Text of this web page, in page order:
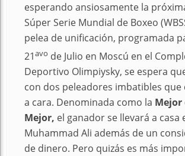
esperando ansiosamente la
Súper Serie Mundial de Boxeo
pelea de unificación, programada
21avo de Julio en Moscú en el
Deportivo Olimpiysky, se espera
con dos peleadores imbatibles que
a cara. Denominada como la Mejor
Mejor, el ganador se llevará a casa
Muhammad Ali además de un
de dinero. Pero quizás es más